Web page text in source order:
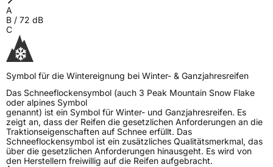
in der EU
A
B / 72 dB
C
Symbol für die Wintereignung bei Winter- & Ganzjahresreifen
Das Schneeflockensymbol (auch 3 Peak Mountain Snow Flake
oder alpines Symbol
genannt) ist ein Symbol für Winter- und Ganzjahresreifen. Es
zeigt an, dass der Reifen die gesetzlichen Anforderungen an die
Traktionseigenschaften auf Schnee erfüllt. Das
Schneeflockensymbol ist ein zusätzliches Qualitätsmerkmal, das
über die gesetzlichen Anforderungen hinausgeht. Es wird von
den Herstellern freiwillig auf die Reifen aufgebracht.